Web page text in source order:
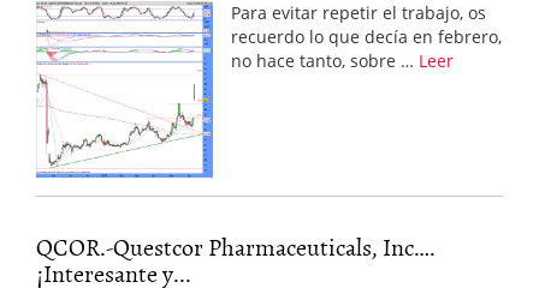
Para evitar repetir el trabajo, os
recuerdo lo que decía en febrero,
no hace tanto, sobre … Leer
QCOR.-Questcor Pharmaceuticals, Inc….
¡Interesante y...